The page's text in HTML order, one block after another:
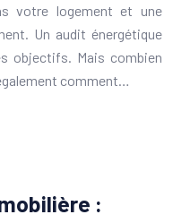
votre logement et une
Un audit énergétique
objectifs. Mais combien
comment…
: